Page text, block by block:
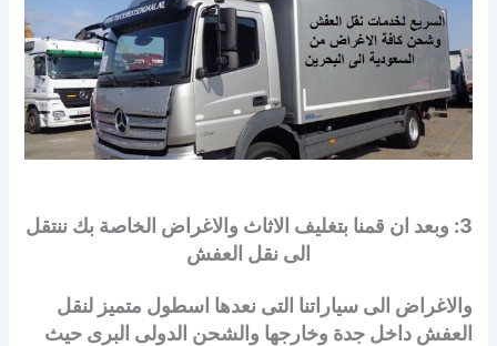
3: وبعد ان قمنا بتغليف الاثاث والاغراض الخاصة بك ننتقل
الى نقل العفش
والاغراض الى سياراتنا التى نعدها اسطول متميز لنقل
العفش داخل جدة وخارجها والشحن الدولى البرى حيث